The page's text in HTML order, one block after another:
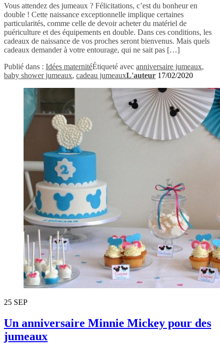
Vous attendez des jumeaux ? Félicitations, c’est du bonheur en
double ! Cette naissance exceptionnelle implique certaines
particularités, comme celle de devoir acheter du matériel de
puériculture et des équipements en double. Dans ces conditions, les
cadeaux de naissance de vos proches seront bienvenus. Mais quels
cadeaux demander à votre entourage, qui ne sait pas […]
Publié dans : Idées maternitéÉtiqueté avec anniversaire jumeaux,
baby shower jumeaux, cadeau jumeauxL'auteur 17/02/2020
25 SEP
Un anniversaire Minnie Mickey pour des
jumeaux